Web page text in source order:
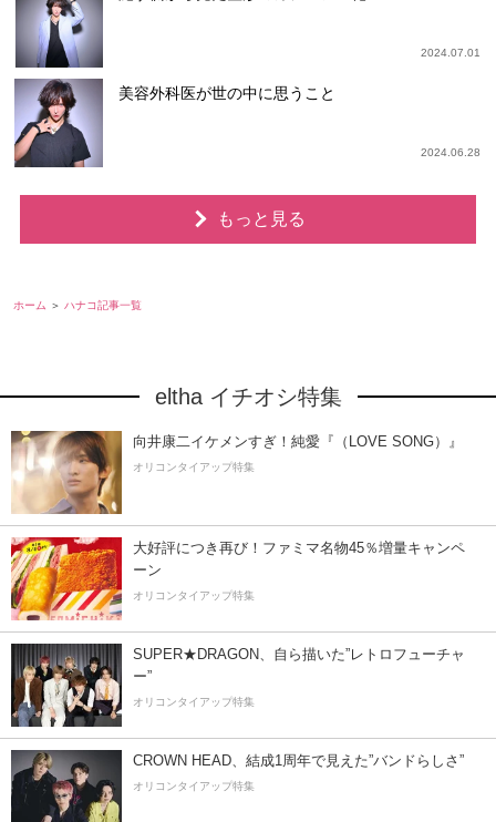
2024.07.01
美容外科医が世の中に思うこと
2024.06.28
もっと見る
ホーム ハナコ記事一覧
eltha イチオシ特集
向井康二イケメンすぎ！純愛『（LOVE SONG）』
オリコンタイアップ特集
大好評につき再び！ファミマ名物45％増量キャンペ
ーン
オリコンタイアップ特集
SUPER★DRAGON、自ら描いた”レトロフューチャ
ー”
オリコンタイアップ特集
CROWN HEAD、結成1周年で見えた”バンドらしさ”
オリコンタイアップ特集